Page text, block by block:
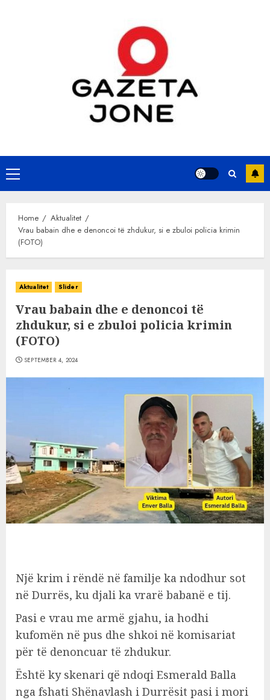
Primary
Menu
Home
Aktualitet
Vrau babain dhe e denoncoi të zhdukur, si e zbuloi policia krimin
(FOTO)
Aktualitet Slider
Vrau babain dhe e denoncoi të
zhdukur, si e zbuloi policia krimin
(FOTO)
SEPTEMBER 4, 2024
Një krim i rëndë në familje ka ndodhur sot
në Durrës, ku djali ka vrarë babanë e tij.
Pasi e vrau me armë gjahu, ia hodhi
kufomën në pus dhe shkoi në komisariat
për të denoncuar të zhdukur.
Është ky skenari që ndoqi Esmerald Balla
nga fshati Shënavlash i Durrësit pasi i mori